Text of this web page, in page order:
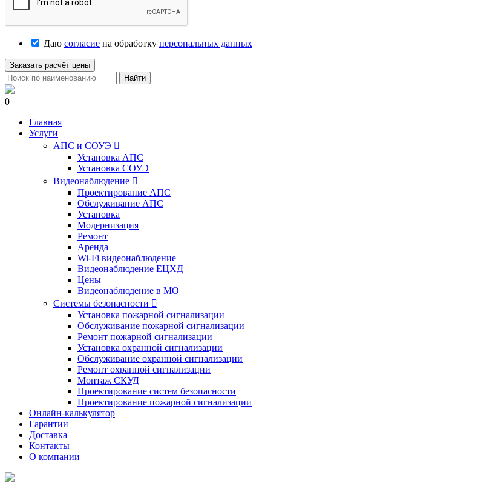
Даю согласие на обработку персональных данных
Заказать расчёт цены
Найти
0
Главная
Услуги
АПС и СОУЭ 
Установка АПС
Установка СОУЭ
Видеонаблюдение 
Проектирование АПС
Обслуживание АПС
Установка
Модернизация
Ремонт
Аренда
Wi-Fi видеонаблюдение
Видеонаблюдение ЕЦХД
Цены
Видеонаблюдение в МО
Системы безопасности 
Установка пожарной сигнализации
Обслуживание пожарной сигнализации
Ремонт пожарной сигнализации
Установка охранной сигнализации
Обслуживание охранной сигнализации
Ремонт охранной сигнализации
Монтаж СКУД
Проектирование систем безопасности
Проектирование пожарной сигнализации
Онлайн-калькулятор
Гарантии
Доставка
Контакты
О компании